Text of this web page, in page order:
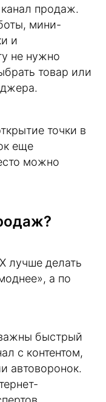
канал продаж.
мини-
и
не нужно
товар или
точки в
еще
можно
лучше делать
а по
быстрый
с контентом,
автоворонок.